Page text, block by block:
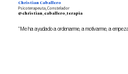
Christian Caballero
Psicoterapeuta, Constelador
@christian_caballero_terapia
“Me ha ayudado a ordenarme, a motivarme, a